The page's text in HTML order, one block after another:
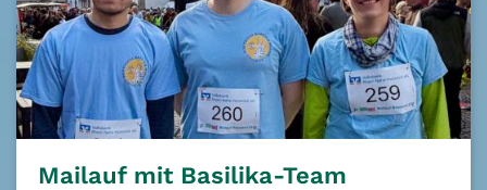
Mailauf mit Basilika-Team